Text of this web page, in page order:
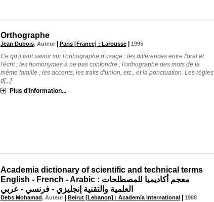
Orthographe
Jean Dubois, Auteur Paris [France] : Larousse| 1995
Ce qu'il faut savoir sur l'orthographe d'usage : les différences entre l'oral et
l'écrit ; les homonymes à ne pas confondre ; l'orthographe des mots de la
même famille ; les accents, les traits d'union, etc., et la ponctuation. Les règles
d[...]
Plus d'information...
Academia dictionary of scientific and technical terms
English - French - Arabic : معجم أكاديميا للمصطلحات
العلمية والتقنية إنجليزي - فرنسي - عربي
Debs Mohamad, Auteur Beirut [Lebanon] : Academia International| 1988